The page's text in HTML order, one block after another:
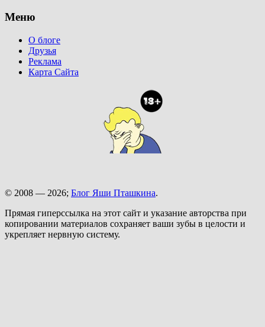
Меню
О блоге
Друзья
Реклама
Карта Сайта
© 2008 — 2026; Блог Яши Пташкина.
Прямая гиперссылка на этот сайт и указание авторства при
копировании материалов сохраняет ваши зубы в целости и
укрепляет нервную систему.